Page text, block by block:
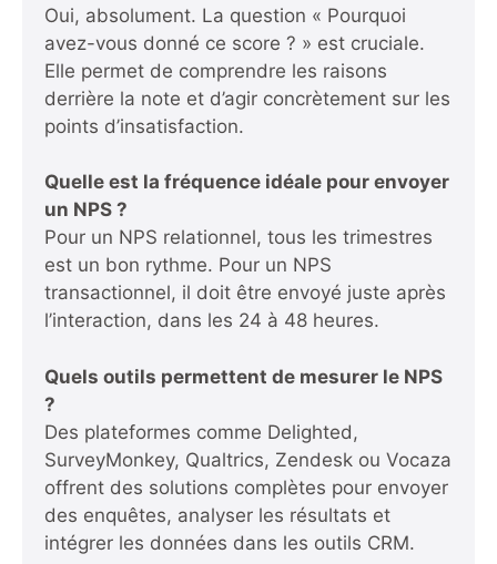
Oui, absolument. La question « Pourquoi
avez-vous donné ce score ? » est cruciale.
Elle permet de comprendre les raisons
derrière la note et d’agir concrètement sur les
points d’insatisfaction.
Quelle est la fréquence idéale pour envoyer
un NPS ?
Pour un NPS relationnel, tous les trimestres
est un bon rythme. Pour un NPS
transactionnel, il doit être envoyé juste après
l’interaction, dans les 24 à 48 heures.
Quels outils permettent de mesurer le NPS
?
Des plateformes comme Delighted,
SurveyMonkey, Qualtrics, Zendesk ou Vocaza
offrent des solutions complètes pour envoyer
des enquêtes, analyser les résultats et
intégrer les données dans les outils CRM.